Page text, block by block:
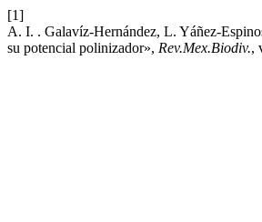
[1]
A. I. . Galavíz-Hernández, L. Yáñez-
su potencial polinizador», Rev.Mex.Biodiv.,